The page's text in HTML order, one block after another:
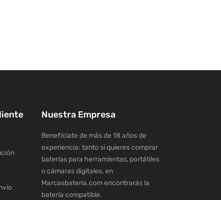
Nuestra Empresa
Benefíciate de más de 18 años de
experiencia: tanto si quieres comprar
baterías para herramientas, portátiles
o cámaras digitales, en
Marcasbateria.com encontrarás la
batería compatible.